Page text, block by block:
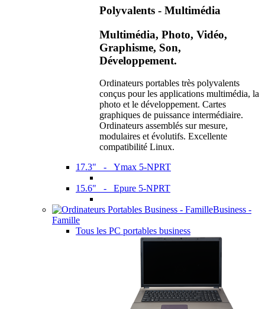
Polyvalents - Multimédia
Multimédia, Photo, Vidéo,
Graphisme, Son,
Développement.
Ordinateurs portables très polyvalents
conçus pour les applications multimédia, la
photo et le développement. Cartes
graphiques de puissance intermédiaire.
Ordinateurs assemblés sur mesure,
modulaires et évolutifs. Excellente
compatibilité Linux.
17.3" - Ymax 5-NPRT
15.6" - Epure 5-NPRT
Business -
Famille
Tous les PC portables business